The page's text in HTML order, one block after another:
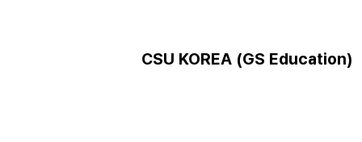
CSU KOREA (GS Education)